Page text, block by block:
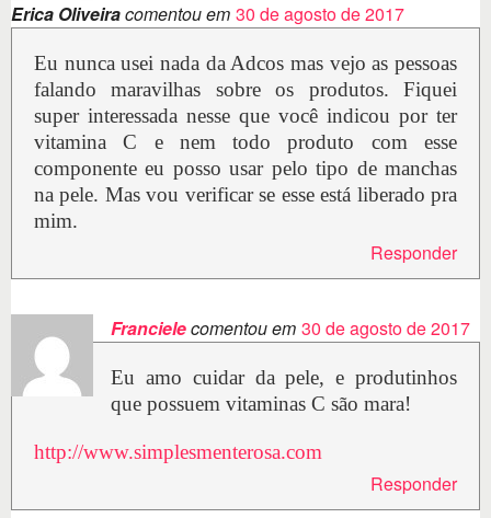
Erica Oliveiracomentou em 30 de agosto de 2017
Eu nunca usei nada da Adcos mas vejo as pessoas
falando maravilhas sobre os produtos. Fiquei
super interessada nesse que você indicou por ter
vitamina C e nem todo produto com esse
componente eu posso usar pelo tipo de manchas
na pele. Mas vou verificar se esse está liberado pra
mim.
Responder
Francielecomentou em 30 de agosto de 2017
Eu amo cuidar da pele, e produtinhos
que possuem vitaminas C são mara!
http://www.simplesmenterosa.com
Responder